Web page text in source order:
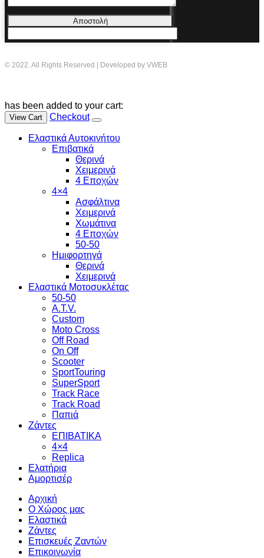
Αποστολή
© 2022. All Rights Reserved | Developed by VWEB
has been added to your cart:
View Cart Checkout
Ελαστικά Αυτοκινήτου
Επιβατικά
Θερινά
Χειμερινά
4 Εποχών
4×4
Ασφάλτινα
Χειμερινά
Χωμάτινα
4 Εποχών
50-50
Ημιφορτηγά
Θερινά
Χειμερινά
Ελαστικά Μοτοσυκλέτας
50-50
A.T.V.
Custom
Moto Cross
Off Road
On Off
Scooter
SportTouring
SuperSport
Track Race
Track Road
Παπιά
Ζάντες
ΕΠΙΒΑΤΙΚΑ
4×4
Replica
Ελατήρια
Αμορτισέρ
Αρχική
Ο Χώρος μας
Ελαστικά
Ζάντες
Επισκευές Ζαντών
Επικοινωνία